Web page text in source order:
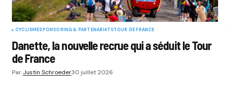
CYCLISMESPONSORING & PARTENARIATSTOUR DE FRANCE
Danette, la nouvelle recrue qui a séduit le Tour
de France
Par Justin Schroeder30 juillet 2026